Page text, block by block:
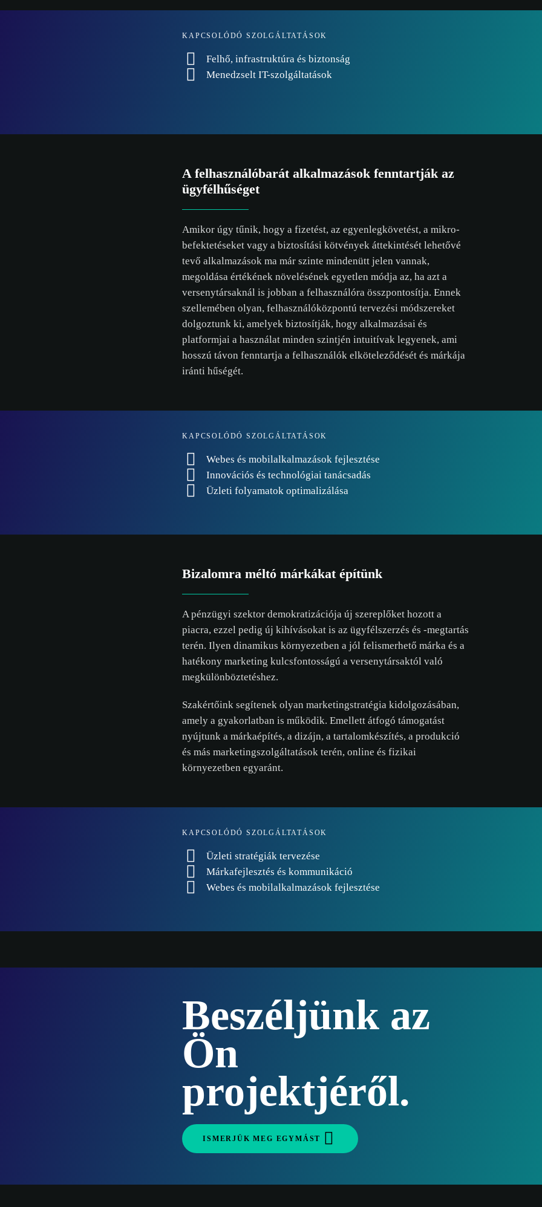
KAPCSOLÓDÓ SZOLGÁLTATÁSOK
Felhő, infrastruktúra és biztonság
Menedzselt IT-szolgáltatások
A felhasználóbarát alkalmazások fenntartják az
ügyfélhűséget
Amikor úgy tűnik, hogy a fizetést, az egyenlegkövetést, a mikro-
befektetéseket vagy a biztosítási kötvények áttekintését lehetővé
tevő alkalmazások ma már szinte mindenütt jelen vannak,
megoldása értékének növelésének egyetlen módja az, ha azt a
versenytársaknál is jobban a felhasználóra összpontosítja. Ennek
szellemében olyan, felhasználóközpontú tervezési módszereket
dolgoztunk ki, amelyek biztosítják, hogy alkalmazásai és
platformjai a használat minden szintjén intuitívak legyenek, ami
hosszú távon fenntartja a felhasználók elköteleződését és márkája
iránti hűségét.
KAPCSOLÓDÓ SZOLGÁLTATÁSOK
Webes és mobilalkalmazások fejlesztése
Innovációs és technológiai tanácsadás
Üzleti folyamatok optimalizálása
Bizalomra méltó márkákat építünk
A pénzügyi szektor demokratizációja új szereplőket hozott a
piacra, ezzel pedig új kihívásokat is az ügyfélszerzés és -megtartás
terén. Ilyen dinamikus környezetben a jól felismerhető márka és a
hatékony marketing kulcsfontosságú a versenytársaktól való
megkülönböztetéshez.
Szakértőink segítenek olyan marketingstratégia kidolgozásában,
amely a gyakorlatban is működik. Emellett átfogó támogatást
nyújtunk a márkaépítés, a dizájn, a tartalomkészítés, a produkció
és más marketingszolgáltatások terén, online és fizikai
környezetben egyaránt.
KAPCSOLÓDÓ SZOLGÁLTATÁSOK
Üzleti stratégiák tervezése
Márkafejlesztés és kommunikáció
Webes és mobilalkalmazások fejlesztése
Beszéljünk az
Ön
projektjéről.
ISMERJÜK MEG EGYMÁST
ÖSSZES ELFOGADÁSA